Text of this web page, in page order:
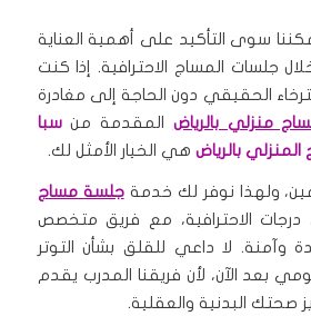
سوى التأكيد على أهمية العناية
جلسات المساج الاحترافية. إذا كنت
الحقيقي دون الحاجة إلى مغادرة
منزلي بالرياض المقدمة منسبا
بالرياضهي الخيار الأمثل لك.
ولهذا نوفر لك خدمةجلسة مساج
درجات الاحترافية، مع فريق متخصص
وآمنة. لا داعي للقلق بشأن التوتر
بعد الآن، لأن فريقنا المدرب يقدم
صحتك البدنية والعقلية.